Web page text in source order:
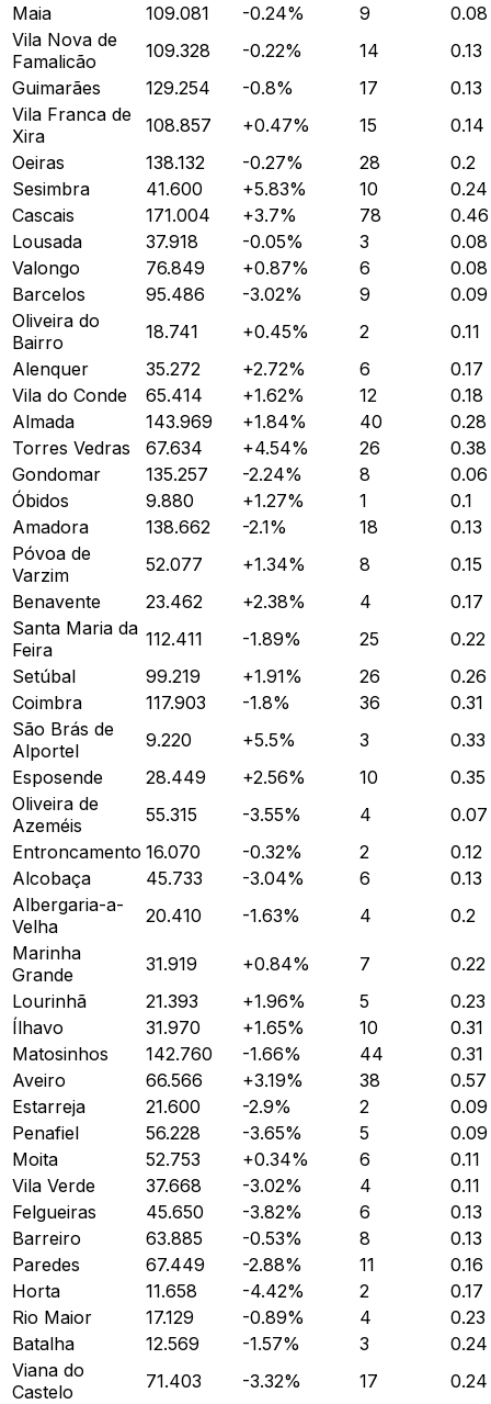
Maia
109.081 -0.24% 9
0.08
Vila Nova de
Famalicão
109.328 -0.22% 14
0.13
Guimarães
129.254 -0.8% 17
0.13
Vila Franca de
Xira
108.857 +0.47% 15
0.14
Oeiras
138.132 -0.27% 28
0.2
Sesimbra
41.600 +5.83% 10
0.24
Cascais
171.004 +3.7% 78
0.46
Lousada
37.918 -0.05% 3
0.08
Valongo
76.849 +0.87% 6
0.08
Barcelos
95.486 -3.02% 9
0.09
Oliveira do
Bairro
18.741 +0.45% 2
0.11
Alenquer
35.272 +2.72% 6
0.17
Vila do Conde
65.414 +1.62% 12
0.18
Almada
143.969 +1.84% 40
0.28
Torres Vedras
67.634 +4.54% 26
0.38
Gondomar
135.257 -2.24% 8
0.06
Óbidos
9.880 +1.27% 1
0.1
Amadora
138.662 -2.1% 18
0.13
Póvoa de
Varzim
52.077 +1.34% 8
0.15
Benavente
23.462 +2.38% 4
0.17
Santa Maria da
Feira
112.411 -1.89% 25
0.22
Setúbal
99.219 +1.91% 26
0.26
Coimbra
117.903 -1.8% 36
0.31
São Brás de
Alportel
9.220 +5.5% 3
0.33
Esposende
28.449 +2.56% 10
0.35
Oliveira de
Azeméis
55.315 -3.55% 4
0.07
Entroncamento 16.070 -0.32% 2
0.12
Alcobaça
45.733 -3.04% 6
0.13
Albergaria-a-
Velha
20.410 -1.63% 4
0.2
Marinha
Grande
31.919 +0.84% 7
0.22
Lourinhã
21.393 +1.96% 5
0.23
Ílhavo
31.970 +1.65% 10
0.31
Matosinhos
142.760 -1.66% 44
0.31
Aveiro
66.566 +3.19% 38
0.57
Estarreja
21.600 -2.9% 2
0.09
Penafiel
56.228 -3.65% 5
0.09
Moita
52.753 +0.34% 6
0.11
Vila Verde
37.668 -3.02% 4
0.11
Felgueiras
45.650 -3.82% 6
0.13
Barreiro
63.885 -0.53% 8
0.13
Paredes
67.449 -2.88% 11
0.16
Horta
11.658 -4.42% 2
0.17
Rio Maior
17.129 -0.89% 4
0.23
Batalha
12.569 -1.57% 3
0.24
Viana do
Castelo
71.403 -3.32% 17
0.24